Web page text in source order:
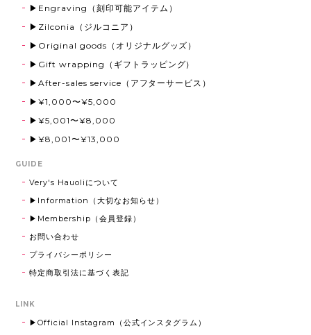
▶Engraving（刻印可能アイテム）
▶Zilconia（ジルコニア）
▶Original goods（オリジナルグッズ）
▶Gift wrapping（ギフトラッピング）
▶After-sales service（アフターサービス）
▶¥1,000〜¥5,000
▶¥5,001〜¥8,000
▶¥8,001〜¥13,000
GUIDE
Very's Hauoliについて
▶Information（大切なお知らせ）
▶Membership（会員登録）
お問い合わせ
プライバシーポリシー
特定商取引法に基づく表記
LINK
▶Official Instagram（公式インスタグラム）